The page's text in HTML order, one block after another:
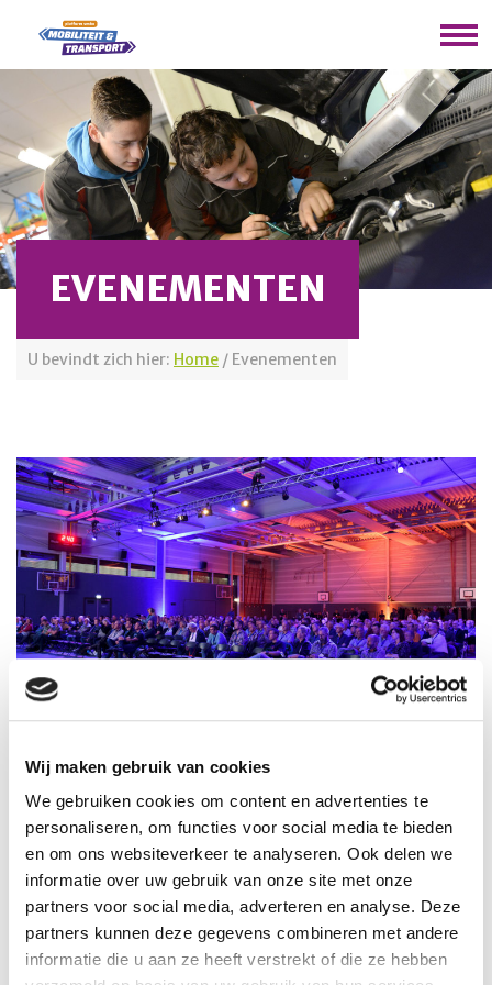
Wij maken gebruik van cookies
We gebruiken cookies om content en advertenties te
personaliseren, om functies voor social media te bieden
en om ons websiteverkeer te analyseren. Ook delen we
informatie over uw gebruik van onze site met onze
partners voor social media, adverteren en analyse. Deze
partners kunnen deze gegevens combineren met andere
informatie die u aan ze heeft verstrekt of die ze hebben
EVENEMENTEN
U bevindt zich hier: Home / Evenementen
08-10-2026
Landelijke Dag 2026